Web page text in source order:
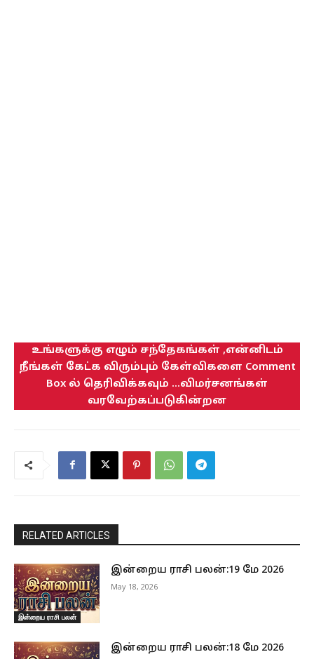
உங்களுக்கு எழும் சந்தேகங்கள் ,என்னிடம்
நீங்கள் கேட்க விரும்பும் கேள்விகளை Comment
Box ல் தெரிவிக்கவும் ...விமர்சனங்கள்
வரவேற்கப்படுகின்றன
RELATED ARTICLES
இன்றைய ராசி பலன்
இன்றைய ராசி பலன்:19 மே 2026
May 18, 2026
இன்றைய ராசி பலன்:18 மே 2026